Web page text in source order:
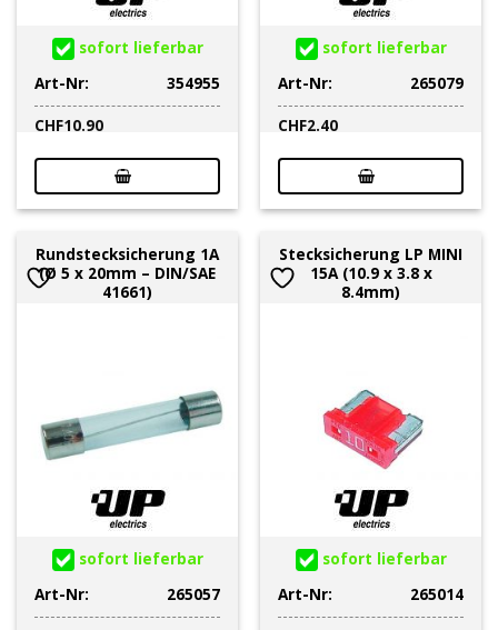
sofort lieferbar
Art-Nr:
354955
CHF10.90
sofort lieferbar
Art-Nr:
265079
CHF2.40
Rundstecksicherung 1A
(Ø 5 x 20mm – DIN/SAE
41661)
sofort lieferbar
Art-Nr:
265057
Stecksicherung LP MINI
15A (10.9 x 3.8 x
8.4mm)
sofort lieferbar
Art-Nr:
265014